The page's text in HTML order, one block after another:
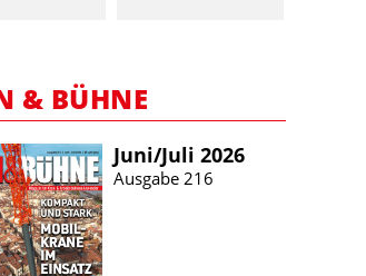
& BÜHNE
Juni/​Juli 2026
Ausgabe 216